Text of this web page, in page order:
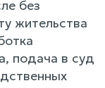
без
жительства
подача в суд